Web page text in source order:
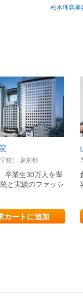
松本理容美
校）|東京都
卒業生30万人を輩
と実績のファッシ
カートに追加